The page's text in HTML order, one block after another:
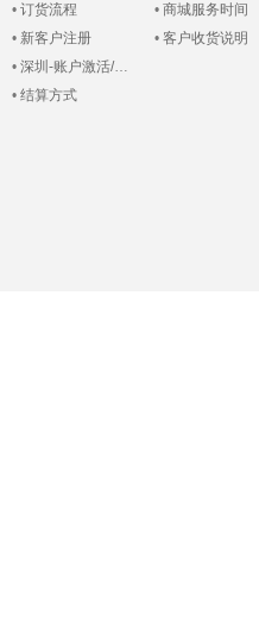
• 订货流程
• 新客户注册
• 深圳-账户激活/登录
• 结算方式
• 商城服务时间
• 客户收货说明